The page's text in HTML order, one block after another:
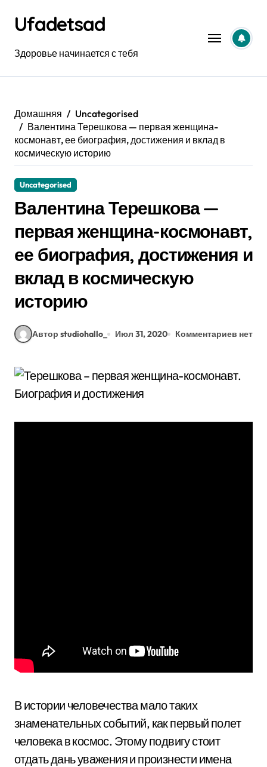
содержанию
Ufadetsad
Здоровье начинается с тебя
Домашняя
Uncategorised
Валентина Терешкова — первая женщина-
космонавт, ее биография, достижения и вклад в
космическую историю
Uncategorised
Валентина Терешкова —
первая женщина-космонавт,
ее биография, достижения и
вклад в космическую
историю
Автор studiohallo_ Июл 31, 2020 Комментариев нет
В истории человечества мало таких
знаменательных событий, как первый полет
человека в космос. Этому подвигу стоит
отдать дань уважения и произнести имена